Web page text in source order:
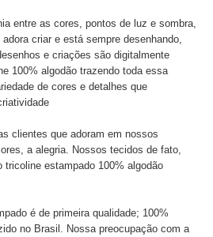
entre as cores, pontos de luz e sombra,
criar e está sempre desenhando,
e criações são digitalmente
100% algodão trazendo toda essa
de cores e detalhes que
clientes que adoram em nossos
a alegria. Nossos tecidos de fato,
estampado 100% algodão
é de primeira qualidade; 100%
no Brasil. Nossa preocupação com a